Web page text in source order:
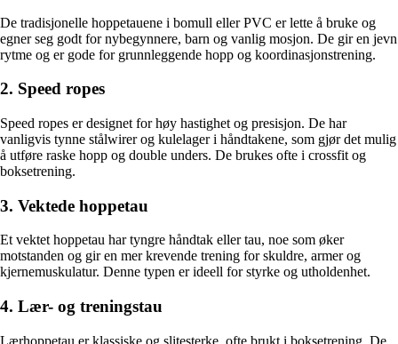
De tradisjonelle hoppe­tauene i bomull eller PVC er lette å bruke og
egner seg godt for nybegynnere, barn og vanlig mosjon. De gir en jevn
rytme og er gode for grunnleggende hopp og koordinasjonstrening.
2. Speed ropes
Speed ropes er designet for høy hastighet og presisjon. De har
vanligvis tynne stålwirer og kulelager i håndtakene, som gjør det mulig
å utføre raske hopp og double unders. De brukes ofte i crossfit og
boksetrening.
3. Vektede hoppe­tau
Et vektet hoppe­tau har tyngre håndtak eller tau, noe som øker
motstanden og gir en mer krevende trening for skuldre, armer og
kjernemuskulatur. Denne typen er ideell for styrke og utholdenhet.
4. Lær- og treningstau
Lærhoppe­tau er klassiske og slitesterke, ofte brukt i boksetrening. De